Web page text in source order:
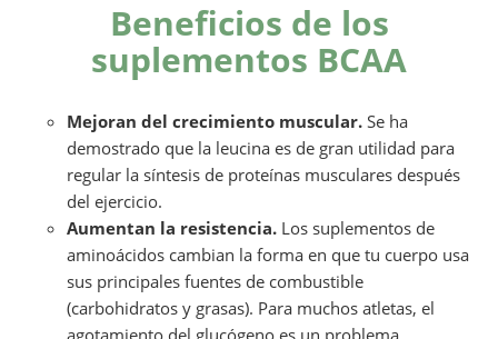
Beneficios de los
suplementos BCAA
Mejoran del crecimiento muscular. Se ha
demostrado que la leucina es de gran utilidad para
regular la síntesis de proteínas musculares después
del ejercicio.
Aumentan la resistencia. Los suplementos de
aminoácidos cambian la forma en que tu cuerpo usa
sus principales fuentes de combustible
(carbohidratos y grasas). Para muchos atletas, el